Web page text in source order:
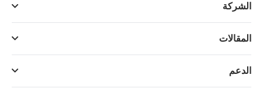
الشركة
المقالات
الدعم